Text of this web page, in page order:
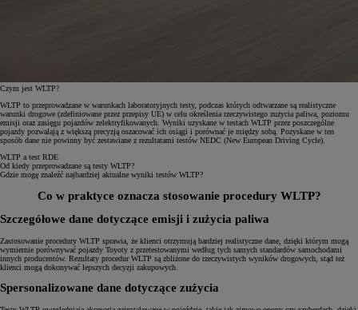
Czym jest WLTP?
WLTP to przeprowadzane w warunkach laboratoryjnych testy, podczas których odtwarzane są realistyczne
warunki drogowe (zdefiniowane przez przepisy UE) w celu określenia rzeczywistego zużycia paliwa, poziomu
emisji oraz zasięgu pojazdów zelektryfikowanych. Wyniki uzyskane w testach WLTP przez poszczególne
pojazdy pozwalają z większą precyzją oszacować ich osiągi i porównać je między sobą. Pozyskane w ten
sposób dane nie powinny być zestawiane z rezultatami testów NEDC (New European Driving Cycle).
WLTP a test RDE
Od kiedy przeprowadzane są testy WLTP?
Gdzie mogę znaleźć najbardziej aktualne wyniki testów WLTP?
Co w praktyce oznacza stosowanie procedury WLTP?
Szczegółowe dane dotyczące emisji i zużycia paliwa
Zastosowanie procedury WLTP sprawia, że klienci otrzymują bardziej realistyczne dane, dzięki którym mogą
wymiernie porównywać pojazdy Toyoty z przetestowanymi według tych samych standardów samochodami
innych producentów. Rezultaty procedur WLTP są zbliżone do rzeczywistych wyników drogowych, stąd też
klienci mogą dokonywać lepszych decyzji zakupowych.
Spersonalizowane dane dotyczące zużycia